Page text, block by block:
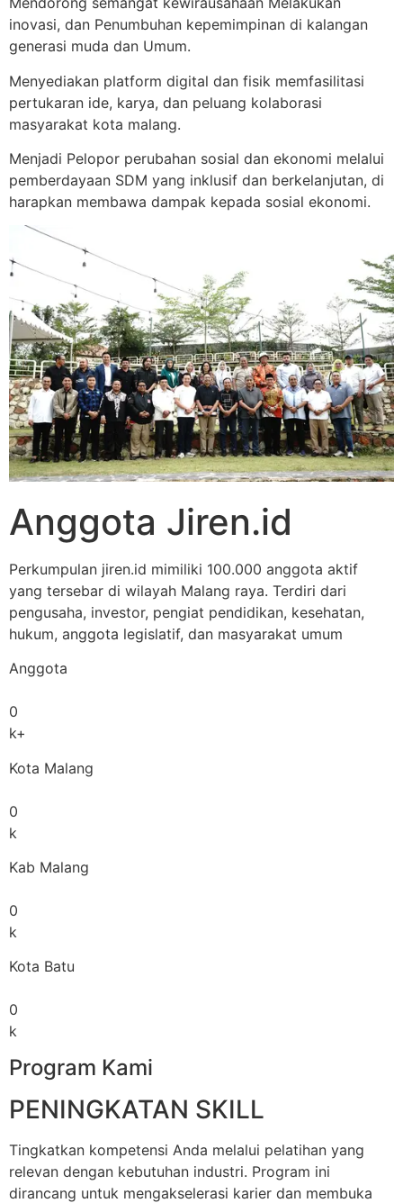
inovasi, dan Penumbuhan kepemimpinan di kalangan
generasi muda dan Umum.
Menyediakan platform digital dan fisik memfasilitasi
pertukaran ide, karya, dan peluang kolaborasi
masyarakat kota malang.
Menjadi Pelopor perubahan sosial dan ekonomi melalui
pemberdayaan SDM yang inklusif dan berkelanjutan, di
harapkan membawa dampak kepada sosial ekonomi.
Anggota Jiren.id
Perkumpulan jiren.id mimiliki 100.000 anggota aktif
yang tersebar di wilayah Malang raya. Terdiri dari
pengusaha, investor, pengiat pendidikan, kesehatan,
hukum, anggota legislatif, dan masyarakat umum
Anggota
0
k+
Kota Malang
0
k
Kab Malang
0
k
Kota Batu
0
k
Program Kami
PENINGKATAN SKILL
Tingkatkan kompetensi Anda melalui pelatihan yang
relevan dengan kebutuhan industri. Program ini
dirancang untuk mengakselerasi karier dan membuka